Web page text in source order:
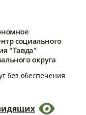
социального
"Тавда"
округа
без обеспечения